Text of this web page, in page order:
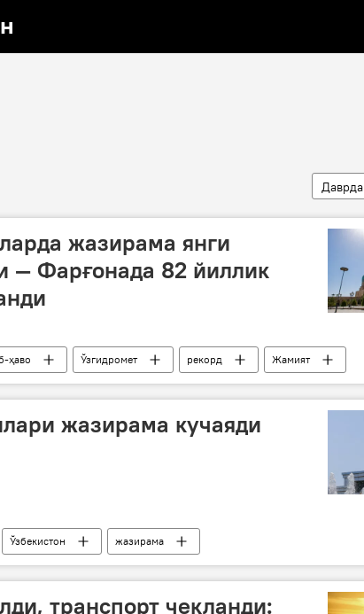
Даврда
жазирама янги
— Фарғонада 82 йиллик
ҳаво Ўзгидромет рекорд
Жамият
жазирама кучаяди
Ўзбекистон жазирама
транспорт чекланди: